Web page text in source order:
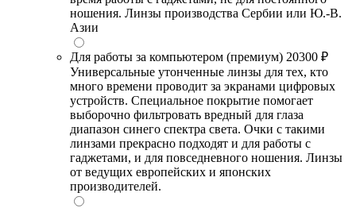
ношения. Линзы производства Сербии или Ю.-В.
Азии
Для работы за компьютером (премиум) 20300 ₽
Универсальные утонченные линзы для тех, кто
много времени проводит за экранами цифровых
устройств. Специальное покрытие помогает
выборочно фильтровать вредный для глаза
диапазон синего спектра света. Очки с такими
линзами прекрасно подходят и для работы с
гаджетами, и для повседневного ношения. Линзы
от ведущих европейских и японских
производителей.